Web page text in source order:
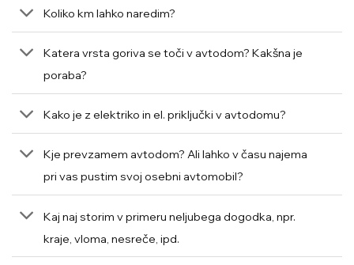
Koliko km lahko naredim?
Katera vrsta goriva se toči v avtodom? Kakšna je
poraba?
Kako je z elektriko in el. priključki v avtodomu?
Kje prevzamem avtodom? Ali lahko v času najema
pri vas pustim svoj osebni avtomobil?
Kaj naj storim v primeru neljubega dogodka, npr.
kraje, vloma, nesreče, ipd.